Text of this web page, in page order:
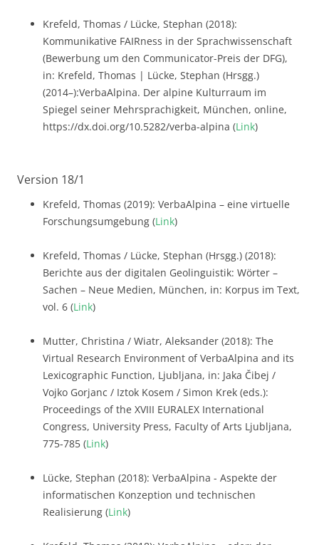
Krefeld, Thomas / Lücke, Stephan (2018):
Kommunikative FAIRness in der Sprachwissenschaft
(Bewerbung um den Communicator-Preis der DFG),
in: Krefeld, Thomas | Lücke, Stephan (Hrsgg.)
(2014–):VerbaAlpina. Der alpine Kulturraum im
Spiegel seiner Mehrsprachigkeit, München, online,
https://dx.doi.org/10.5282/verba-alpina (Link)
Version 18/1
Krefeld, Thomas (2019): VerbaAlpina – eine virtuelle
Forschungsumgebung (Link)
Krefeld, Thomas / Lücke, Stephan (Hrsgg.) (2018):
Berichte aus der digitalen Geolinguistik: Wörter –
Sachen – Neue Medien, München, in: Korpus im Text,
vol. 6 (Link)
Mutter, Christina / Wiatr, Aleksander (2018): The
Virtual Research Environment of VerbaAlpina and its
Lexicographic Function, Ljubljana, in: Jaka Čibej /
Vojko Gorjanc / Iztok Kosem / Simon Krek (eds.):
Proceedings of the XVIII EURALEX International
Congress, University Press, Faculty of Arts Ljubljana,
775-785 (Link)
Lücke, Stephan (2018): VerbaAlpina - Aspekte der
informatischen Konzeption und technischen
Realisierung (Link)